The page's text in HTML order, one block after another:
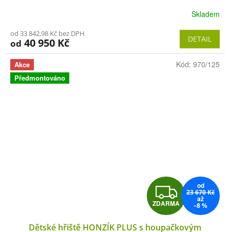
R
M
A
Skladem
od 33 842,98 Kč bez DPH
od 40 950 Kč DETAIL
Akce
Předmontováno
Z
D
ZDARMA
od
23 670 Kč
až
–8 %
Dětské hřiště HONZÍK PLUS s houpačkovým
Kód: 970/125